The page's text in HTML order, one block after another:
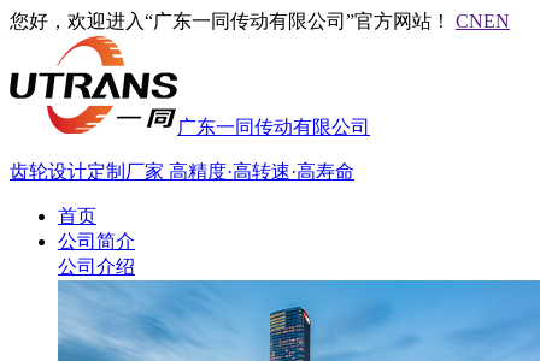
您好，欢迎进入“广东一同传动有限公司”官方网站！ CNEN
广东一同传动有限公司
齿轮设计定制厂家 高精度·高转速·高寿命
首页
公司简介
公司介绍